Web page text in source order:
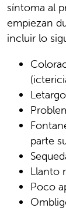
síntoma al
empiezan
incluir lo
Letargo
parte
Llanto
Poco